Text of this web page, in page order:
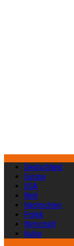
Deutschland
Europa
USA
Welt
Nachrichten
Politik
Wirtschaft
Kultur